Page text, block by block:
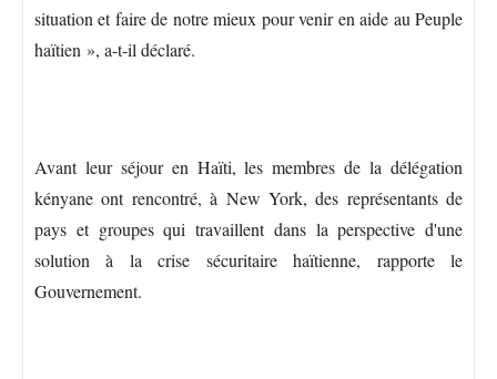
situation et faire de notre mieux pour venir en aide au Peuple
haïtien », a-t-il déclaré.
Avant leur séjour en Haïti, les membres de la délégation
kényane ont rencontré, à New York, des représentants de
pays et groupes qui travaillent dans la perspective d'une
solution à la crise sécuritaire haïtienne, rapporte le
Gouvernement.